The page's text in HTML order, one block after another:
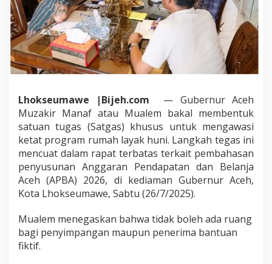
a
s
R
u
m
a
h
a
y
a
k
H
u
n
i
S
e
e
r
a
Lhokseumawe |Bijeh.com — Gubernur Aceh
Muzakir Manaf atau Mualem bakal membentuk
satuan tugas (Satgas) khusus untuk mengawasi
ketat program rumah layak huni. Langkah tegas ini
mencuat dalam rapat terbatas terkait pembahasan
penyusunan Anggaran Pendapatan dan Belanja
Aceh (APBA) 2026, di kediaman Gubernur Aceh,
Kota Lhokseumawe, Sabtu (26/7/2025).
Mualem menegaskan bahwa tidak boleh ada ruang
bagi penyimpangan maupun penerima bantuan
fiktif.